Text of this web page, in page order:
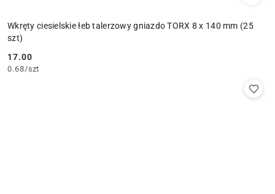
Wkręty ciesielskie łeb talerzowy gniazdo TORX 8 x 140 mm (25
szt)
Cena:
17.00
0.68/szt